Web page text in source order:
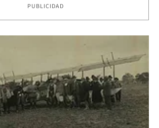
PUBLICIDAD